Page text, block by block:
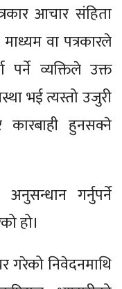
आचार संहिता
वा पत्रकारले
पर्ने व्यक्तिले उक्त
भई त्यस्तो उजुरी
हुनसक्ने
गर्नुपर्ने
हो।
गरेको निवेदनमाथि